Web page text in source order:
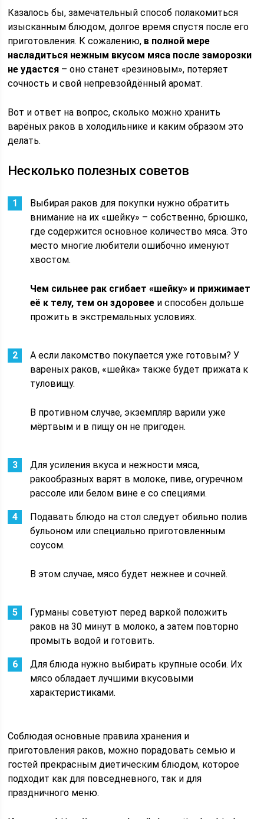
Казалось бы, замечательный способ полакомиться
изысканным блюдом, долгое время спустя после его
приготовления. К сожалению, в полной мере
насладиться нежным вкусом мяса после заморозки
не удастся – оно станет «резиновым», потеряет
сочность и свой непревзойдённый аромат.
Вот и ответ на вопрос, сколько можно хранить
варёных раков в холодильнике и каким образом это
делать.
Несколько полезных советов
Выбирая раков для покупки нужно обратить
внимание на их «шейку» – собственно, брюшко,
где содержится основное количество мяса. Это
место многие любители ошибочно именуют
хвостом.
Чем сильнее рак сгибает «шейку» и прижимает
её к телу, тем он здоровее и способен дольше
прожить в экстремальных условиях.
А если лакомство покупается уже готовым? У
вареных раков, «шейка» также будет прижата к
туловищу.
В противном случае, экземпляр варили уже
мёртвым и в пищу он не пригоден.
Для усиления вкуса и нежности мяса,
ракообразных варят в молоке, пиве, огуречном
рассоле или белом вине е со специями.
Подавать блюдо на стол следует обильно полив
бульоном или специально приготовленным
соусом.
В этом случае, мясо будет нежнее и сочней.
Гурманы советуют перед варкой положить
раков на 30 минут в молоко, а затем повторно
промыть водой и готовить.
Для блюда нужно выбирать крупные особи. Их
мясо обладает лучшими вкусовыми
характеристиками.
Соблюдая основные правила хранения и
приготовления раков, можно порадовать семью и
гостей прекрасным диетическим блюдом, которое
подходит как для повседневного, так и для
праздничного меню.